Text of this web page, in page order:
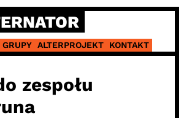
GRUPY ALTERPROJEKT KONTAKT
zespołu